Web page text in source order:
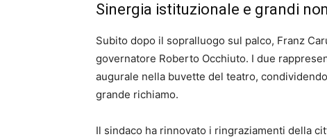
Sinergia istituzionale e grandi
Subito dopo il sopralluogo sul palco, Franz
governatore Roberto Occhiuto. I due
augurale nella buvette del teatro,
grande richiamo.
Il sindaco ha rinnovato i ringraziamenti della